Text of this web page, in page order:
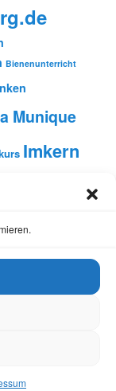
Bienenunterricht
Munique
Imkern